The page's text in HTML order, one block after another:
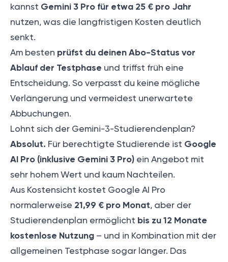
kannst Gemini 3 Pro für etwa 25 € pro Jahr
nutzen, was die langfristigen Kosten deutlich
senkt.
Am besten prüfst du deinen Abo-Status vor
Ablauf der Testphase und triffst früh eine
Entscheidung. So verpasst du keine mögliche
Verlängerung und vermeidest unerwartete
Abbuchungen.
Lohnt sich der Gemini-3-Studierendenplan?
Absolut. Für berechtigte Studierende ist Google
AI Pro (inklusive Gemini 3 Pro) ein Angebot mit
sehr hohem Wert und kaum Nachteilen.
Aus Kostensicht kostet Google AI Pro
normalerweise 21,99 € pro Monat, aber der
Studierendenplan ermöglicht bis zu 12 Monate
kostenlose Nutzung – und in Kombination mit der
allgemeinen Testphase sogar länger. Das